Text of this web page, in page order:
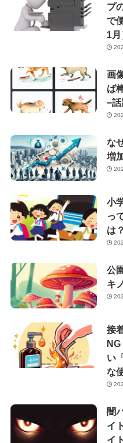
プ
で
1月
画
ば
−話
な
増
小
っ
は？
公
キ
接
NG
い
な
闇
イ
イ